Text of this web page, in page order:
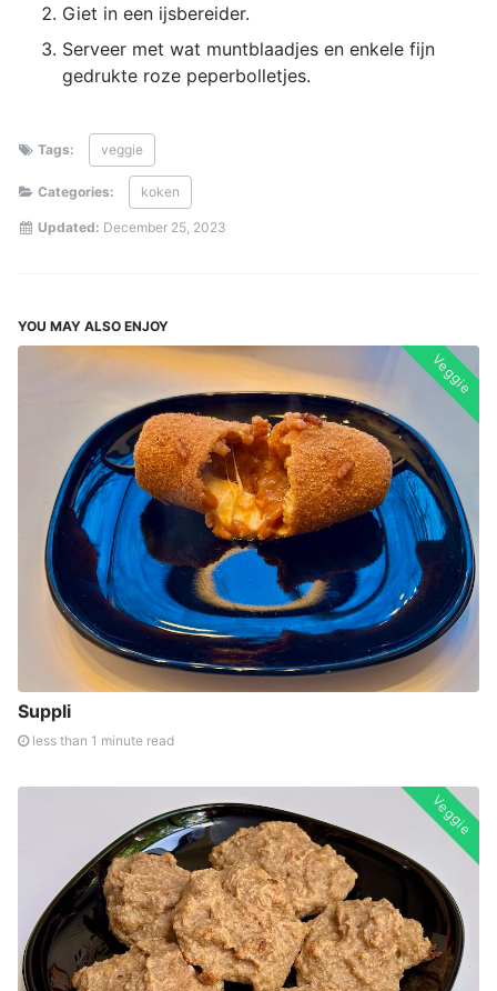
Giet in een ijsbereider.
Serveer met wat muntblaadjes en enkele fijn
gedrukte roze peperbolletjes.
Tags: veggie
Categories: koken
Updated: December 25, 2023
YOU MAY ALSO ENJOY
Veggie
Suppli
less than 1 minute read
Veggie